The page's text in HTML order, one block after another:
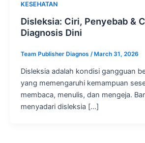
KESEHATAN
Disleksia: Ciri, Penyebab &
Diagnosis Dini
Team Publisher Diagnos /March 31, 2026
Disleksia adalah kondisi gangguan
yang memengaruhi kemampuan
membaca, menulis, dan mengeja.
menyadari disleksia […]